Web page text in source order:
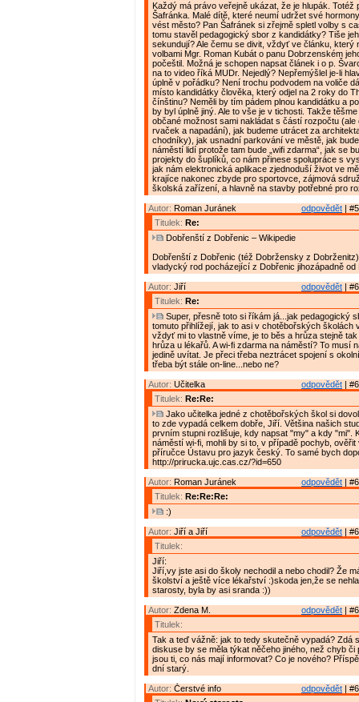
Každý má právo veřejně ukázat, že je hlupák. Totéž
Šafránka. Malé dítě, které neumí udržet své
vést město? Pan Šafránek si zřejmě spletl volby s
tomu stavěl pedagogický sbor z kandidátky? Tiše
sekundují? Ale čemu se divit, vždyť ve článku, který
volbami Mgr. Roman Kubát o panu Dobrzenském
počeštil. Možná je schopen napsat článek i o p.
na to video říká MUDr. Nejedlý? Nepřemýšlel je-li
úplně v pořádku? Není trochu podvodem na voliče
místo kandidátky člověka, který odjel na 2 roky do
čínštinu? Neměli by tím pádem plnou kandidátku a
by byl úplně jiný. Ale to vše je v tichosti. Takže
občané možnost sami nakládat s částí rozpočtu (ale
rvaček a napadání), jak budeme utrácet za
chodníky), jak usnadní parkování ve městě, jak
náměstí lidí protože tam bude „wifi zdarma“, jak se
projekty do šuplíků, co nám přinese spolupráce s
jak nám elektronická aplikace zjednoduší život ve
krajíce nakonec zbyde pro sportovce, zájmová
školská zařízení, a hlavně na stavby potřebné pro
odpovědět |
Autor: Roman Juránek
Titulek: Re:
Dobřenští z Dobřenic – Wikipedie
Dobřenští z Dobřenic (též Dobržensky z
vladycký rod pocházející z Dobřenic jihozápadně od
odpovědět |
Autor: Jiří
Titulek: Re:
Super, přesně toto si říkám já...jak pedagogický
tomuto přihlížejí, jak to asi v chotěbořských školách
vždyť mi to vlastně víme, je to běs a hrůza stejně
hrůza u lékařů. A wi-fi zdarma na náměstí? To musí
jedině uvítat. Je přeci třeba neztrácet spojení s
třeba být stále on-line...nebo ne?
odpovědět |
Autor: Učitelka
Titulek: Re:Re:
Jako učitelka jedné z chotěbořských škol si
to zde vypadá celkem dobře, Jiří. Většina našich
prvním stupni rozlišuje, kdy napsat "my" a kdy "mi".
náměstí wi-fi, mohli by si to, v případě pochyb, ověřit
příručce Ústavu pro jazyk český. To samé bych
http://prirucka.ujc.cas.cz/?id=650
odpovědět |
Autor: Roman Juránek
Titulek: Re:Re:Re:
:)
odpovědět |
Autor: Jiří a Jiří
Titulek:
Jiří:
Jiří,vy jste asi do školy nechodil a nebo chodil? Že
školství a ještě více lékařství :)skoda jen,že se
starosty, byla by asi sranda :))
odpovědět |
Autor: Zdena M.
Titulek:
Tak a teď vážně: jak to tedy skutečně vypadá? Zdá
diskuse by se měla týkat něčeho jiného, než chyb či
jsou ti, co nás mají informovat? Co je nového?
dní starý.
odpovědět |
Autor: Čerstvé info